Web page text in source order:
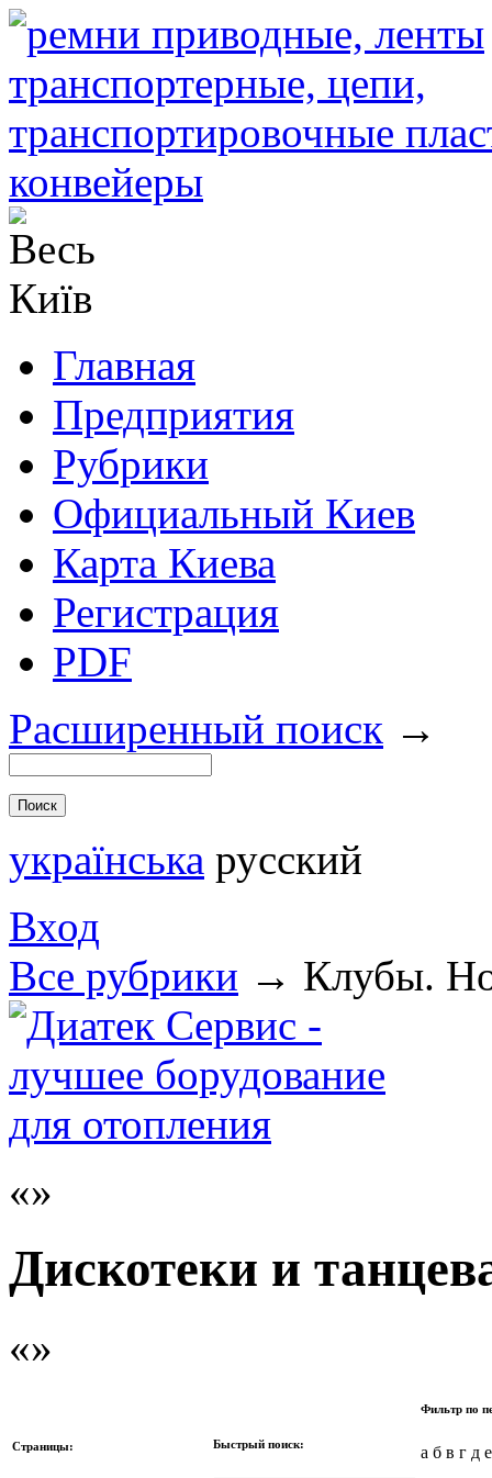
Главная
Предприятия
Рубрики
Официальный Киев
Карта Киева
Регистрация
PDF
Расширенный поиск →
українська русский
Вход
Все рубрики → Клубы.
Дискотеки и
Страницы: Быстрый поиск:
Фильтр по
а б в г д